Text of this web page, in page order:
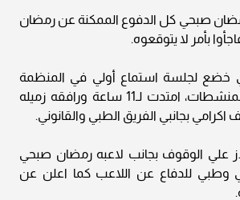
صبحي كل الدفوع الممكنة عن رمضان
بأمر لا يتوقعوه.
خضع لجلسة استماع أولي في المنظمة
المصرية لمكافحة المنشطات، امتدت لـ11 ساعة ورافقه زميله
بجانبي الفريق الطبي والقانوني.
علي الوقوف بجانب لاعبه رمضان صبحي
وطبي للدفاع عن اللاعب كما اعلن عن